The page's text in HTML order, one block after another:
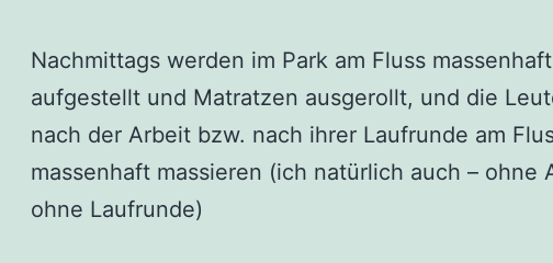
Nachmittags werden im Park am Fluss
aufgestellt und Matratzen ausgerollt, und die
nach der Arbeit bzw. nach ihrer Laufrunde am
massenhaft massieren (ich natürlich auch – ohne
ohne Laufrunde)